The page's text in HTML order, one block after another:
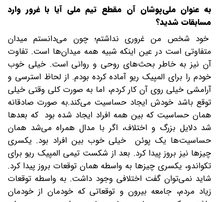
به عنوان ملی‌پوشان آن مقطع تیم ملی آیا با غرور وارد
مسابقات شدید؟
خود شخص من غروری نداشتم؛ چون می‌دانستم میدان
متفاوتی است در عین اینکه شبیه همه میدان‌ها است. تفاوت
آن نیز به خاطر بحث‌های روحی و روانی است. خیلی خوب
خودم را برای المپیک ریو آماده کرده بودم. از لحاظ استرسی و
آرامشی خیلی روی آن کار کردم، اما به صورت کلی وقتی خیلی
توقع باشد خودش ایجاد حساسیت می‌کند.به صورت صادقانه
همان حساسیت که بین همه افراد ایجاد شده بود که بعدها
شد دلایل بزرگ و اختلاف، اگر با مدال همراه می‌شد همان
حساسیت‌ها یک پوئن خیلی خوب بین افراد بود. یکسری
چیزها نیز بروز پیدا کرد. بعد از شکست تیمی المپیک ریو برای
تکواندو، یکسری چیزها به واسطه همان توقعات بروز پیدا کرد.
شاید نمی‌توان گفت اختلافی وجود داشت. به واسطه توقعات
زیاد مردم، جامعه بیرون و توقعاتی که خودمان از خودمان